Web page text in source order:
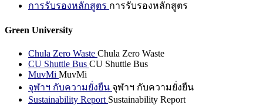
การรับรองหลักสูตร การรับรองหลักสูตร
Green University
Chula Zero Waste Chula Zero Waste
CU Shuttle Bus CU Shuttle Bus
MuvMi MuvMi
จุฬาฯ กับความยั่งยืน จุฬาฯ กับความยั่งยืน
Sustainability Report Sustainability Report